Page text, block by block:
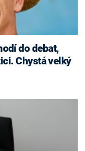
do debat,
Chystá velký